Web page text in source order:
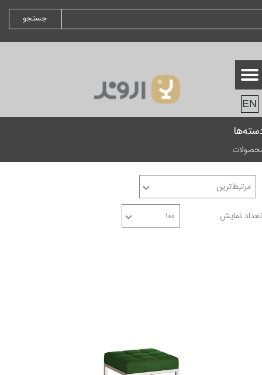
جستجو
EN
مرتبط‌ترین
تعداد نمایش ۱۰۰